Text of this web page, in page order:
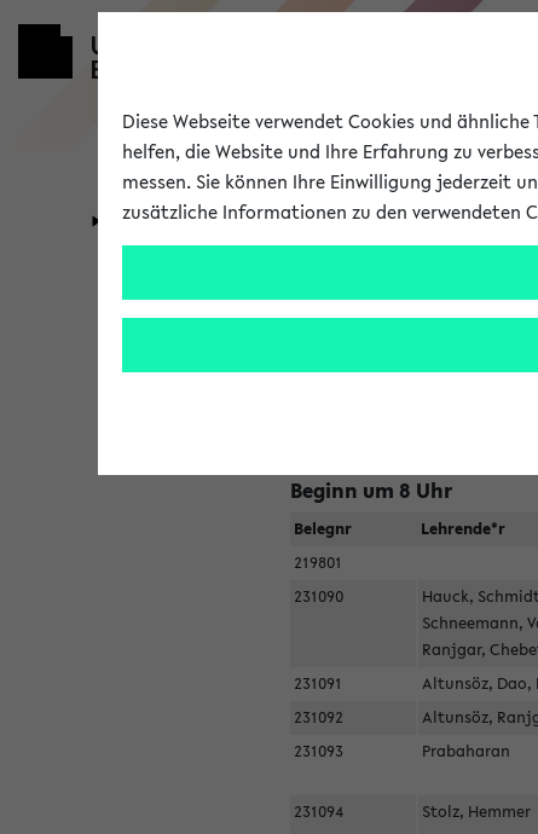
Universität Forschung
Jetzt und in
Zu viele Veranstaltungen?
Beginn um 8 Uhr
Belegnr Lehrende*r
219801
231090
Hauck,
Schneemann,
Ranjgar,
231091 Altunsöz, Dao,
231092
Altunsöz,
231093
Prabaharan
231094 Stolz, Hemmer
Diese Webseite verwendet Cookies und
helfen, die Website und Ihre Erfahrung zu
messen. Sie können Ihre Einwilligung jederzeit
zusätzliche Informationen zu den verwendeten